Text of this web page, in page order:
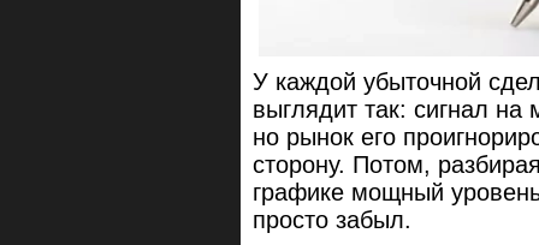
У каждой убыточной
выглядит так: сигнал
но рынок его
сторону. Потом,
графике мощный
просто забыл.